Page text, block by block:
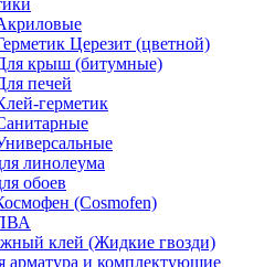
Церезит (цветной)
крыш (битумные)
печей
герметик
линолеума
обоев
(Cosmofen)
клей (Жидкие гвозди)
арматура и комплектующие